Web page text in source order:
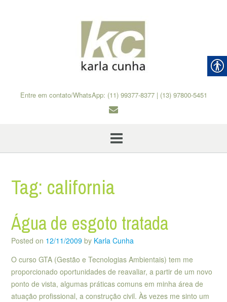
Entre em contato/WhatsApp: (11) 99377-8377 | (13) 97800-5451
Tag: california
Água de esgoto tratada
Posted on 12/11/2009 by Karla Cunha
O curso GTA (Gestão e Tecnologias Ambientais) tem me
proporcionado oportunidades de reavaliar, a partir de um novo
ponto de vista, algumas práticas comuns em minha área de
atuação profissional, a construção civil. Às vezes me sinto um